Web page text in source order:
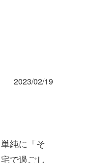
2023/02/19
純に「そ
で過ごし